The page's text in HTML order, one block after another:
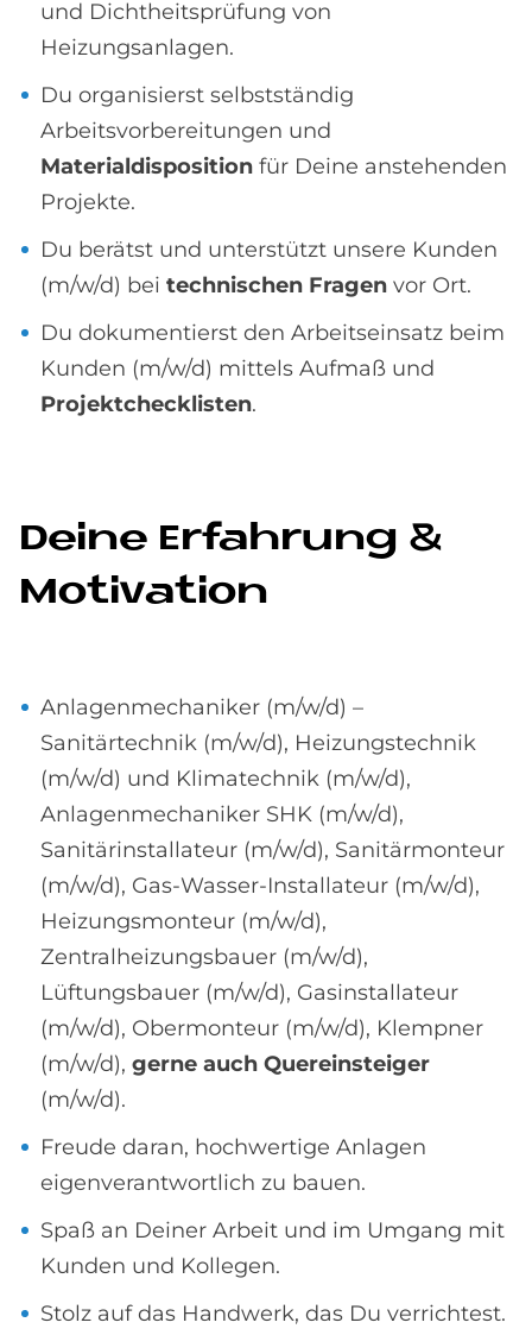
und Dichtheitsprüfung von
Heizungsanlagen.
Du organisierst selbstständig
Arbeitsvorbereitungen und
Materialdisposition für Deine anstehenden
Projekte.
Du berätst und unterstützt unsere Kunden
(m/w/d) bei technischen Fragen vor Ort.
Du dokumentierst den Arbeitseinsatz beim
Kunden (m/w/d) mittels Aufmaß und
Projektchecklisten.
De­i­ne Er­fah­rung &
Mo­ti­va­ti­on
Anlagenmechaniker (m/w/d) –
Sanitärtechnik (m/w/d), Heizungstechnik
(m/w/d) und Klimatechnik (m/w/d),
Anlagenmechaniker SHK (m/w/d),
Sanitärinstallateur (m/w/d), Sanitärmonteur
(m/w/d), Gas-Wasser-Installateur (m/w/d),
Heizungsmonteur (m/w/d),
Zentralheizungsbauer (m/w/d),
Lüftungsbauer (m/w/d), Gasinstallateur
(m/w/d), Obermonteur (m/w/d), Klempner
(m/w/d), gerne auch Quereinsteiger
(m/w/d).
Freude daran, hochwertige Anlagen
eigenverantwortlich zu bauen.
Spaß an Deiner Arbeit und im Umgang mit
Kunden und Kollegen.
Stolz auf das Handwerk, das Du verrichtest.